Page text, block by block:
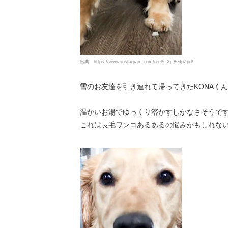
出典 https://www.instagram.com/reel/CXj_8GIpZpd/
雪のお友達を引き連れて帰ってきたKONAく
温かいお湯でゆっくり溶かすしかなさそうです
これは長毛ワンコあるあるの悩みかもしれな